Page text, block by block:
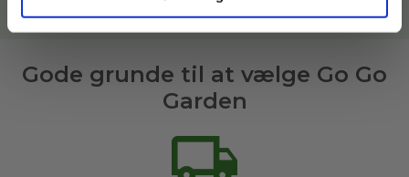
Gode grunde til at vælge Go Go
Garden